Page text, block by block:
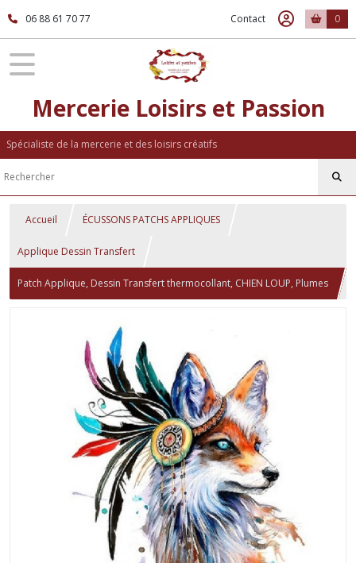
06 88 61 70 77 Contact 0
Mercerie Loisirs et Passion
Spécialiste de la mercerie et des loisirs créatifs
Accueil ÉCUSSONS PATCHS APPLIQUES
Applique Dessin Transfert
Patch Applique, Dessin Transfert thermocollant, CHIEN LOUP, Plumes